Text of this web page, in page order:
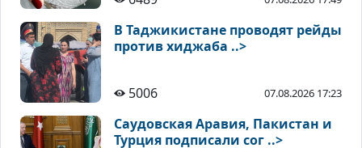
В Таджикистане проводят рейды
против хиджаба ..>
5006 07.08.2026 17:23
Саудовская Аравия, Пакистан и
Турция подписали сог ..>